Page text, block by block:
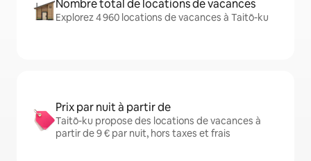
Nombre total de locations de vacances
Explorez 4 960 locations de vacances à Taitō-ku
Prix par nuit à partir de
Taitō-ku propose des locations de vacances à
partir de 9 € par nuit, hors taxes et frais